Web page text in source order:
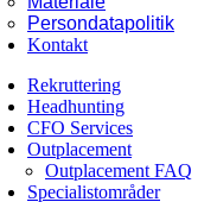
Persondatapolitik
Kontakt
Rekruttering
Headhunting
CFO Services
Outplacement
Outplacement FAQ
Specialistområder